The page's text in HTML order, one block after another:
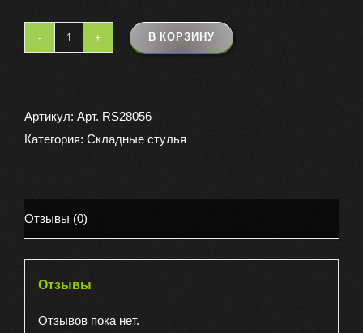
Количество
складной
большой
0021
В КОРЗИНУ
Артикул: Арт. RS28056
Категория: Складные стулья
Отзывы (0)
Отзывы
Отзывов пока нет.